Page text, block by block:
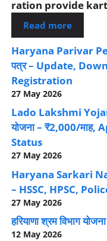
ration provide
Read more
Haryana Parivar
पत्र – Update,
Registration
27 May 2026
Lado Lakshmi
योजना – ₹2,000/
Status
27 May 2026
Haryana Sarkari
– HSSC, HPSC,
27 May 2026
हरियाणा श्रम विभाग
12 May 2026